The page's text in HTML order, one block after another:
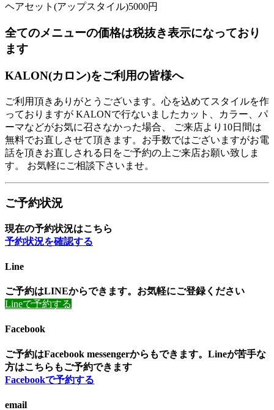
ヘアセット(アップスタイル)5000円
全てのメニューの価格は税抜き表示になっており
ます
KALON(カロン)をご利用の皆様へ
ご利用頂きありがとうございます。心を込めてスタイルを作
っておりますが KALONで行ないましたカット、カラー、パ
ーマなどがお気に召さなかった場合、 ご来店より10日間は
無料でお直しさせて頂きます。お手数ではございますがお電
話を頂きお直しされる日をご予約の上ご来店お願い致しま
す。 お気軽にご相談下さいませ。
ご予約状況
現在の予約状況はこちら
予約状況を確認する
Line
ご予約はLINEからできます。お気軽にご登録ください
Lineで予約する
Facebook
ご予約はFacebook messengerからもできます。Lineが苦手な
方はこちらもご予約できます
Facebookで予約する
email